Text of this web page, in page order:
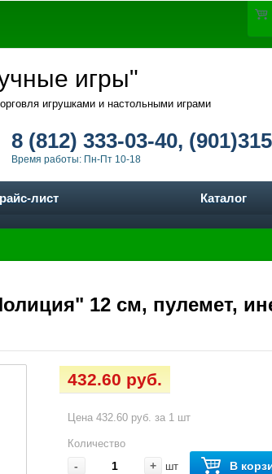
игры"
игрушками и настольными играми
8 (812) 333-03-40,
Время работы: Пн-Пт 10-18
лист Каталог
12 см, пулемет,
432.60 руб.
Цена 432.60 руб. за 1 шт
Количество
- + шт В